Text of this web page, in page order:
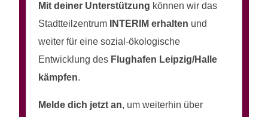
Mit deiner Unterstützung können wir das
Stadtteilzentrum
INTERIM erhalten und
weiter für eine sozial-ökologische
Entwicklung des Flughafen Leipzig/Halle
kämpfen.
Melde dich jetzt an, um weiterhin über